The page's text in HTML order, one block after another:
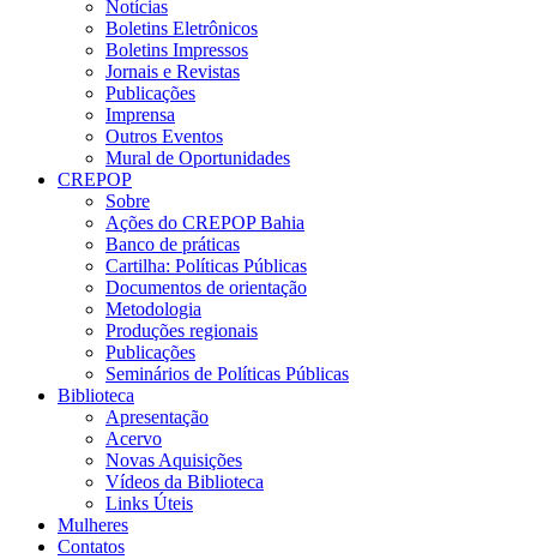
Notícias
Boletins Eletrônicos
Boletins Impressos
Jornais e Revistas
Publicações
Imprensa
Outros Eventos
Mural de Oportunidades
CREPOP
Sobre
Ações do CREPOP Bahia
Banco de práticas
Cartilha: Políticas Públicas
Documentos de orientação
Metodologia
Produções regionais
Publicações
Seminários de Políticas Públicas
Biblioteca
Apresentação
Acervo
Novas Aquisições
Vídeos da Biblioteca
Links Úteis
Mulheres
Contatos